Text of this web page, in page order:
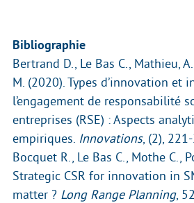
Bibliographie
Bertrand D., Le Bas C., Mathieu,
M. (2020). Types d’innovation et
l’engagement de responsabilité
entreprises (RSE) : Aspects
empiriques. Innovations, (2), 221-
Bocquet R., Le Bas C., Mothe C.,
Strategic CSR for innovation in
matter ? Long Range Planning,